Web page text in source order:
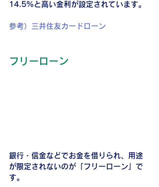
14.5%と高い金利が設定されています。
参考）三井住友カードローン
フリーローン
銀行・信金などでお金を借りられ、用途
が限定されないのが「フリーローン」で
す。